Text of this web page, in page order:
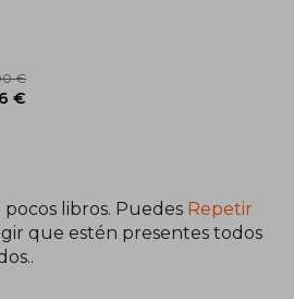
€
libros. Puedes Repetir
que estén presentes todos